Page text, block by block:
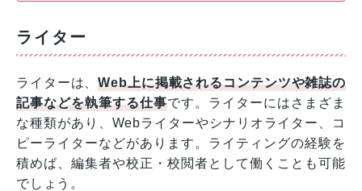
ライター
ライターは、Web上に掲載されるコンテンツや雑誌の
記事などを執筆する仕事です。ライターにはさまざま
な種類があり、Webライターやシナリオライター、コ
ピーライターなどがあります。ライティングの経験を
積めば、編集者や校正・校閲者として働くことも可能
でしょう。